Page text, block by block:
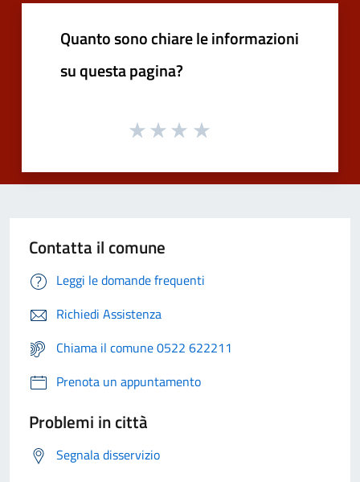
Quanto sono chiare le informazioni
su questa pagina?
Contatta il comune
Leggi le domande frequenti
Richiedi Assistenza
Chiama il comune 0522 622211
Prenota un appuntamento
Problemi in città
Segnala disservizio